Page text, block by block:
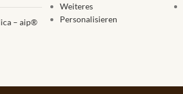
– aip®
Weiteres
Personalisieren